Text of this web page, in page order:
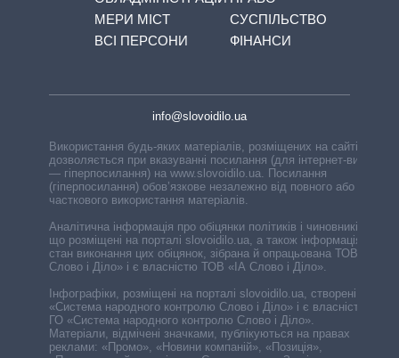
МЕРИ МІСТ
ВСІ ПЕРСОНИ
СУСПІЛЬСТВО
ФІНАНСИ
info@slovoidilo.ua
Використання будь-яких матеріалів, розміщених на сайті,
дозволяється при вказуванні посилання (для інтернет-видань
— гіперпосилання) на www.slovoidilo.ua. Посилання
(гіперпосилання) обов’язкове незалежно від повного або
часткового використання матеріалів.
Аналітична інформація про обіцянки політиків і чиновників,
що розміщені на порталі slovoidilo.ua, а також інформація про
стан виконання цих обіцянок, зібрана й опрацьована ТОВ «ІА
Слово і Діло» і є власністю ТОВ «ІА Слово і Діло».
Інфографіки, розміщені на порталі slovoidilo.ua, створені ГО
«Система народного контролю Слово і Діло» і є власністю
ГО «Система народного контролю Слово і Діло».
Матеріали, відмічені значками, публікуються на правах
реклами: «Промо», «Новини компаній», «Позиція»,